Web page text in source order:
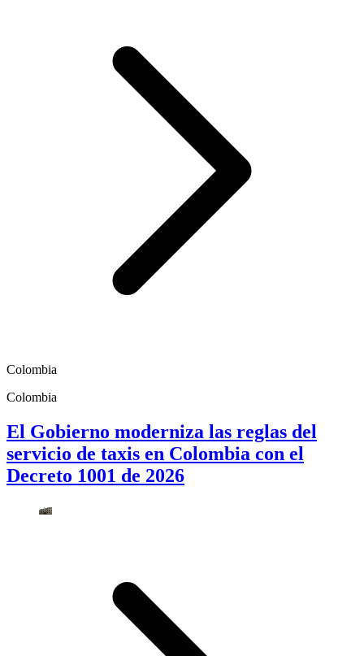
Colombia
Colombia
El Gobierno moderniza las reglas del
servicio de taxis en Colombia con el
Decreto 1001 de 2026